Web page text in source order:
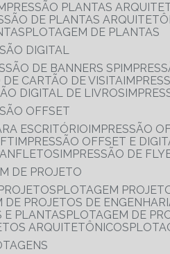
PLANTAS
DE PLANTAS
PLOTAGEM DE PLANTAS
DIGITAL
DE BANNERS SP
DE CARTÃO DE VISITA
DIGITAL DE LIVROS
OFFSET
ESCRITÓRIO IMPRESSÃO
IMPRESSÃO OFFSET E
IMPRESSÃO DE
DE PROJETO
PLOTAGEM
DE PROJETOS DE
E PLANTAS
PLOTAGEM DE
ARQUITETÔNICOS